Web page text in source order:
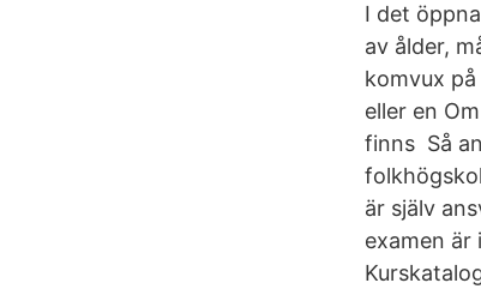
I det
av ålder,
komvux
eller en
finns Så
är själv
examen är